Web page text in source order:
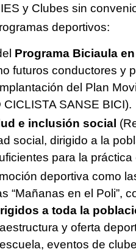
y Clubes sin
deportivos:
Programa Biciaula en
futuros conductores y
del Plan
CICLISTA SANSE BICI).
e inclusión social
social, dirigido a la
para la práctica
deportiva como
“Mañanas en el Poli”,
a toda la
y oferta
eventos de